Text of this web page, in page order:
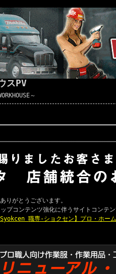
スPV
～
りがとうございます。
プコンテンツ強化に伴うサイトコンテ
Syokcen 職専-ショクセン】プロ・ホーム